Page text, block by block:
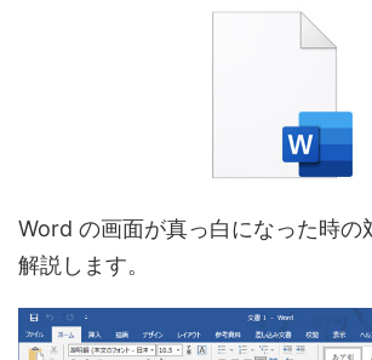
Word の画面が真っ白になった時の
解説します。